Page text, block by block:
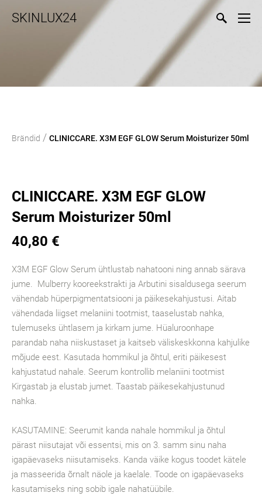
SKINLUX24
Brändid / CLINICCARE. X3M EGF GLOW Serum Moisturizer 50ml
CLINICCARE. X3M EGF GLOW
Serum Moisturizer 50ml
40,80 €
X3M EGF Glow Serum ühtlustab nahatooni ning annab särava
jume. Mulberry kooreekstrakti ja Arbutini sisaldusega seerum
vähendab hüperpigmentatsiooni ja päikesekahjustusi. Aitab
vähendada liigset melaniini tootmist, taaselustab nahka,
tulemuseks ühtlasem ja kirkam jume. Hüaluroonhape
parandab naha niiskustaset ja kaitseb väliskeskkonna kahjulike
mõjude eest. Kasutada hommikul ja õhtul, eriti päikesest
kahjustatud nahale. Seerum kontrollib melaniini tootmist
Kirgastab ja elustab jumet. Taastab päikesekahjustunud
nahka.
KASUTAMINE: Seerumit kanda nahale hommikul ja õhtul
pärast niisutajat või essentsi, mis on 3. samm sinu naha
igapäevaseks niisutamiseks. Kanda väike kogus toodet kätele
ja masseerida õrnalt näole ja kaelale. Toode on igapäevaseks
kasutamiseks ning sobib igale nahatüübile.